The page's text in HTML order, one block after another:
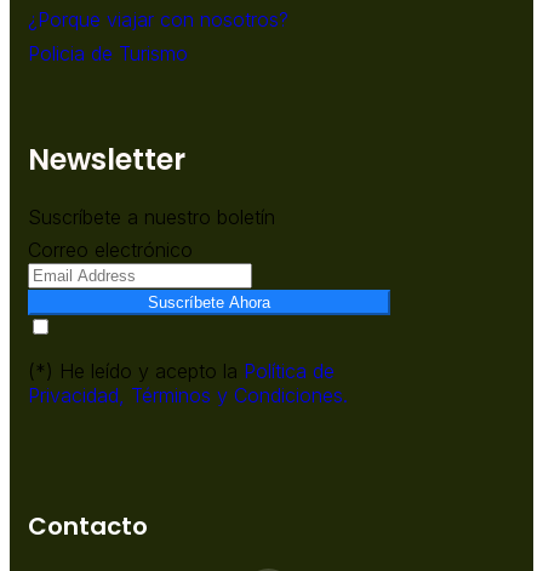
¿Porque viajar con nosotros?
Policia de Turismo
Newsletter
Suscríbete a nuestro boletín
Correo electrónico
Suscríbete Ahora
(*) He leído y acepto la Política de
Privacidad, Términos y Condiciones.
Contacto